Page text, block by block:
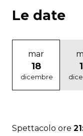
Le date
mar
18
dicembre
Spettacolo ore